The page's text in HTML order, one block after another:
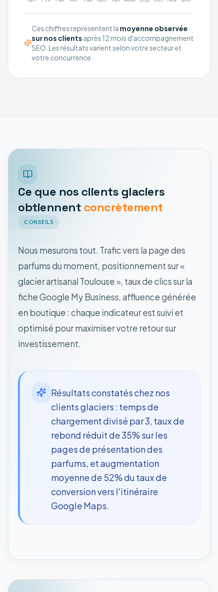
Ces chiffres représentent la moyenne observée
sur nos clients après 12 mois d'accompagnement
SEO. Les résultats varient selon votre secteur et
votre concurrence.
Ce que nos clients glaciers
obtiennent concrètement
CONSEILS
Nous mesurons tout. Trafic vers la page des
parfums du moment, positionnement sur «
glacier artisanal Toulouse », taux de clics sur la
fiche Google My Business, affluence générée
en boutique : chaque indicateur est suivi et
optimisé pour maximiser votre retour sur
investissement.
Résultats constatés chez nos
clients glaciers : temps de
chargement divisé par 3, taux de
rebond réduit de 35% sur les
pages de présentation des
parfums, et augmentation
moyenne de 52% du taux de
conversion vers l'itinéraire
Google Maps.